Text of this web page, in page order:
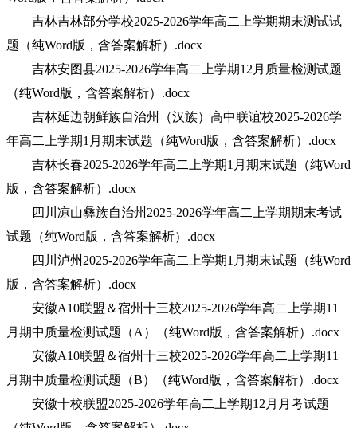
吉林吉林部分学校2025-2026学年高二上学期期末测试试
题（纯Word版，含答案解析）.docx
吉林安图县2025-2026学年高二上学期12月质量检测试题
（纯Word版，含答案解析）.docx
吉林延边朝鲜族自治州（汉族）高中联谊校2025-2026学
年高二上学期1月期末试题（纯Word版，含答案解析）.docx
吉林长春2025-2026学年高二上学期1月期末试题（纯Word
版，含答案解析）.docx
四川凉山彝族自治州2025-2026学年高二上学期期末考试
试题（纯Word版，含答案解析）.docx
四川泸州2025-2026学年高二上学期1月期末试题（纯Word
版，含答案解析）.docx
安徽A10联盟＆宿州十三校2025-2026学年高二上学期11
月期中质量检测试题（A）（纯Word版，含答案解析）.docx
安徽A10联盟＆宿州十三校2025-2026学年高二上学期11
月期中质量检测试题（B）（纯Word版，含答案解析）.docx
安徽十校联盟2025-2026学年高二上学期12月月考试题